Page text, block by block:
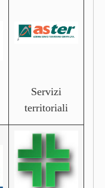
Servizi
territoriali